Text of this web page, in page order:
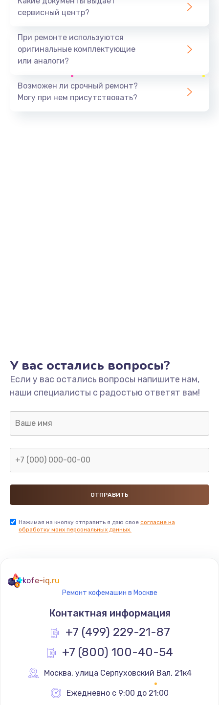
сервисный центр?
При ремонте используются
оригинальные комплектующие
или аналоги?
Возможен ли срочный ремонт?
Могу при нем присутствовать?
У вас остались вопросы?
Если у вас остались вопросы напишите нам,
наши специалисты с радостью ответят вам!
Нажимая на кнопку отправить я даю свое согласие на
обработку моих персональных данных.
kofe-iq.ru
Ремонт кофемашин в Москве
Контактная информация
+7 (499) 229-21-87
+7 (800) 100-40-54
Москва, улица Серпуховский Вал, 21к4
Ежедневно с 9:00 до 21:00